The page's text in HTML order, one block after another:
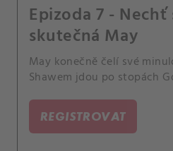
Epizoda 7 -
skutečná May
May konečně čelí své
Shawem jdou po stopách
REGISTROVAT